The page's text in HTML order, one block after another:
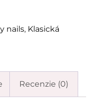
nails, Klasická
Recenzie (0)